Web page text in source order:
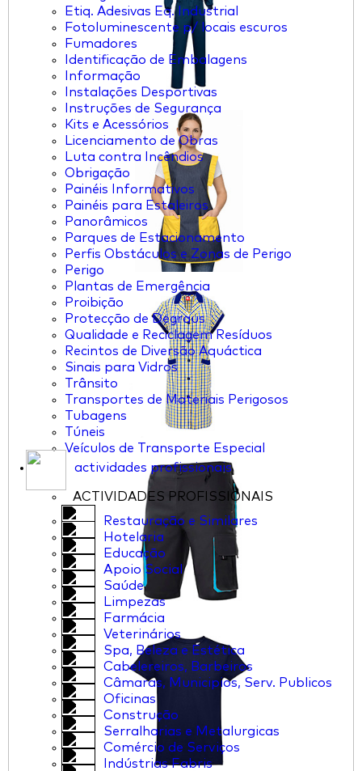
Etiq. Adesivas Eq. Industrial
Fotoluminescente p/ locais escuros
Fumadores
Identificação de Embalagens
Informação
Instalações Desportivas
Instruções de Segurança
Kits e Acessórios
Licenciamento de Obras
Luta contra Incêndios
Obrigação
Painéis Informativos
Painéis para Estaleiros
Panorâmicos
Parques de Estacionamento
Perfis Obstáculos e Zonas de Perigo
Perigo
Plantas de Emergência
Proibição
Protecção de Degraus
Qualidade e Reciclagem Resíduos
Recintos de Diversão Aquáctica
Sinais para Vidros
Trânsito
Transportes de Materiais Perigosos
Tubagens
Túneis
Veículos de Transporte Especial
actividades profissionais
ACTIVIDADES PROFISSIONAIS
Restauração e Similares
Hotelaria
Educação
Apoio Social
Saúde
Limpezas
Farmácia
Veterinários
Spa, Beleza e Estética
Cabelereiros, Barbeiros
Câmaras, Municipios, Serv. Publicos
Oficinas
Construção
Serralharias e Metalurgicas
Comércio de Serviços
Indústrias Fabris